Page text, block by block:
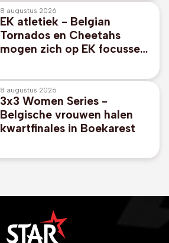
8 augustus 2026
EK atletiek - Belgian
Tornados en Cheetahs
mogen zich op EK focussen
8 augustus 2026
3x3 Women Series -
Belgische vrouwen halen
kwartfinales in Boekarest